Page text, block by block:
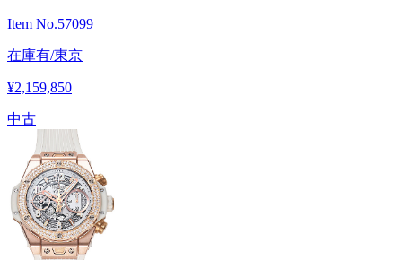
Item No.57099
在庫有/東京
¥2,159,850
中古